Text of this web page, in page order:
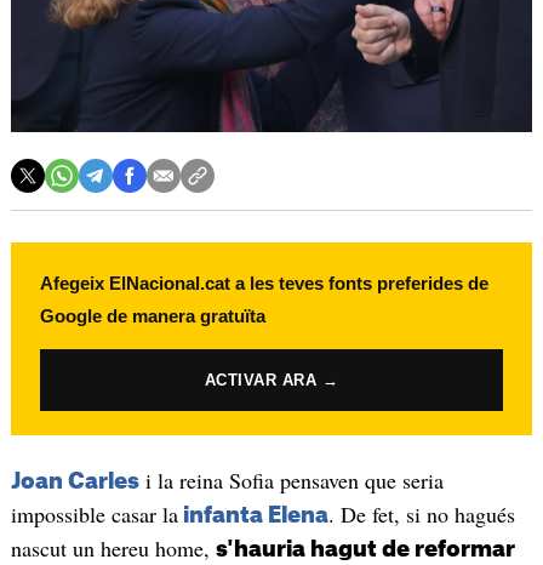
Afegeix ElNacional.cat a les teves fonts preferides de
Google de manera gratuïta
ACTIVAR ARA →
Joan Carlesi la reina Sofia pensaven que seria
impossible casar la infanta Elena. De fet, si no hagués
nascut un hereu home, s'hauria hagut de reformar